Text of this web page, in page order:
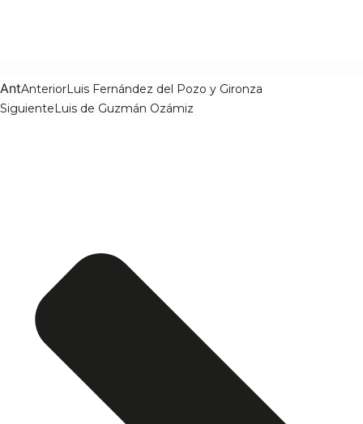
AntAnteriorLuis Fernández del Pozo y Gironza
SiguienteLuis de Guzmán Ozámiz